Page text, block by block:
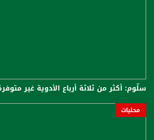
سلّوم: أكثر من ثلاثة أرباع الأدوية غير
محليات